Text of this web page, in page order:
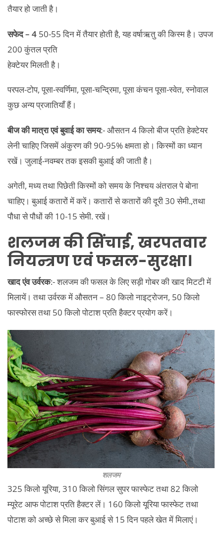
तैयार हो जाती है।
सफेद – 4 50-55 दिन में तैयार होती है, यह वर्षाऋतु की किस्म है। उपज
200 कुंतल प्रति
हेक्टेयर मिलती है।
परपल-टोप, पूसा-स्वर्णिमा, पूसा-चन्द्रिमा, पूसा कंचन पूसा-स्वेत, स्नोवाल
कुछ अन्य प्रजातियाँ हैं।
बीज की मात्रा एवं बुवाई का समय:- औसतन 4 किलो बीज प्रति हेक्टेयर
लेनी चाहिए जिसमें अंकुरण की 90-95% क्षमता हो। किस्मों का ध्यान
रखें। जुलाई-नवम्बर तक इसकी बुआई की जाती है।
अगेती, मध्य तथा पिछेती किस्मों को समय के निश्चय अंतराल पे बोना
चाहिए। बुआई कतारों में करें। कतारों से कतारों की दूरी 30 सेमी.,तथा
पौधा से पौधों की 10-15 सेमी. रखें।
शलजम की सिंचाई, खरपतवार
नियन्त्रण एवं फसल-सुरक्षा।
खाद एंव उर्वरक:- शलजम की फसल के लिए सड़ी गोबर की खाद मिटटी में
मिलायें। तथा उर्वरक में औसतन – 80 किलो नाइट्रोजन, 50 किलो
फास्फोरस तथा 50 किलो पोटाश प्रति हैक्टर प्रयोग करें।
शलजम
325 किलो यूरिया, 310 किलो सिंगल सुपर फास्फेट तथा 82 किलो
म्यूरेट आफ पोटाश प्रति हैक्टर लें। 160 किलो यूरिया फास्फेट तथा
पोटाश को अच्छे से मिला कर बुआई से 15 दिन पहले खेत में मिलाएं।